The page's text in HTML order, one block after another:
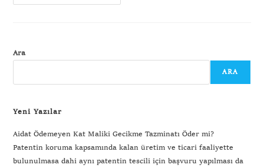
Ara
ARA
Yeni Yazılar
Aidat Ödemeyen Kat Maliki Gecikme Tazminatı Öder mi?
Patentin koruma kapsamında kalan üretim ve ticari faaliyette
bulunulmasa dahi aynı patentin tescili için başvuru yapılması da